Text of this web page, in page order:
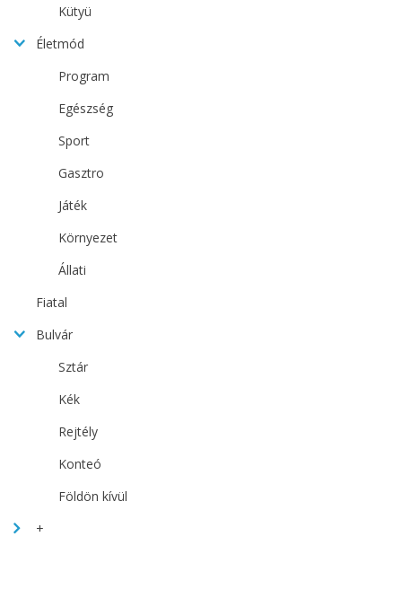
Kütyü
Életmód
Program
Egészség
Sport
Gasztro
Játék
Környezet
Állati
Fiatal
Bulvár
Sztár
Kék
Rejtély
Konteó
Földön kívül
+